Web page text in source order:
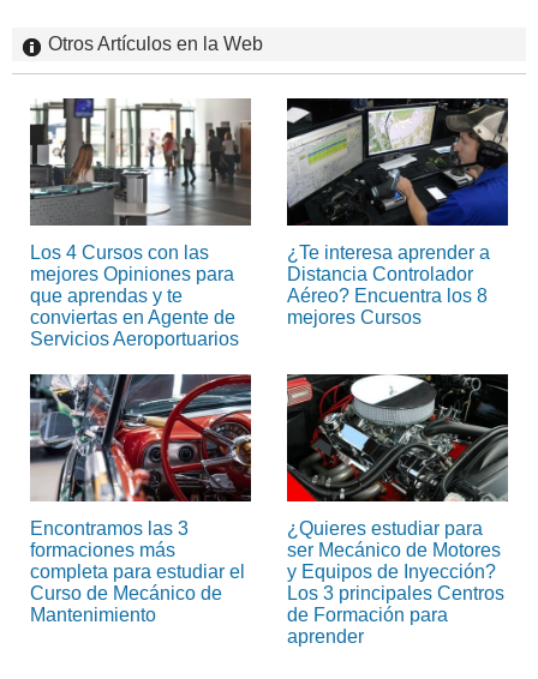
Otros Artículos en la Web
Los 4 Cursos con las
mejores Opiniones para
que aprendas y te
conviertas en Agente de
Servicios Aeroportuarios
¿Te interesa aprender a
Distancia Controlador
Aéreo? Encuentra los 8
mejores Cursos
Encontramos las 3
formaciones más
completa para estudiar el
Curso de Mecánico de
Mantenimiento
¿Quieres estudiar para
ser Mecánico de Motores
y Equipos de Inyección?
Los 3 principales Centros
de Formación para
aprender